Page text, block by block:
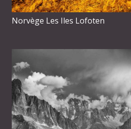
Norvège Les Iles Lofoten